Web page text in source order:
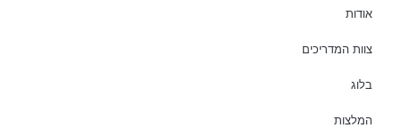
אודות
צוות המדריכים
בלוג
המלצות